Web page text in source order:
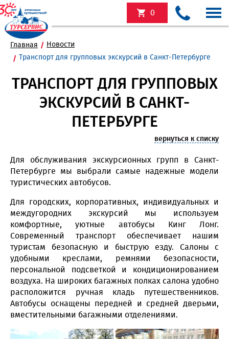
0
Главная
Новости
Транспорт для групповых экскурсий в Санкт-Петербурге
ТРАНСПОРТ ДЛЯ ГРУППОВЫХ
ЭКСКУРСИЙ В САНКТ-
ПЕТЕРБУРГЕ
вернуться к списку
Для обслуживания экскурсионных групп в Санкт-
Петербурге мы выбрали самые надежные модели
туристических автобусов.
Для городских, корпоративных, индивидуальных и
междугородних экскурсий мы используем
комфортные, уютные автобусы Кинг Лонг.
Современный транспорт обеспечивает нашим
туристам безопасную и быструю езду. Салоны с
удобными креслами, ремнями безопасности,
персональной подсветкой и кондиционированием
воздуха. На широких багажных полках салона удобно
расположится ручная кладь путешественников.
Автобусы оснащены передней и средней дверьми,
вместительными багажными отделениями.